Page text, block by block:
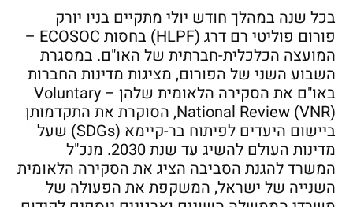
בכל שנה במהלך חודש יולי מתקיים בניו יורק
פורום פוליטי רם דרג (HLPF) בחסות ECOSOC –
המועצה הכלכלית-חברתית של האו"ם. במסגרת
השבוע השני של הפורום, מציגות מדינות החברות
באו"ם את הסקירה הלאומית שלהן – Voluntary
National Review (VNR), הסוקרת את התקדמותן
ביישום היעדים לפיתוח בר-קיימא (SDGs) שעל
מדינות העולם להשיג עד שנת 2030. מנכ"ל
המשרד להגנת הסביבה הציג את הסקירה הלאומית
השנייה של ישראל, המשקפת את הפעולה של